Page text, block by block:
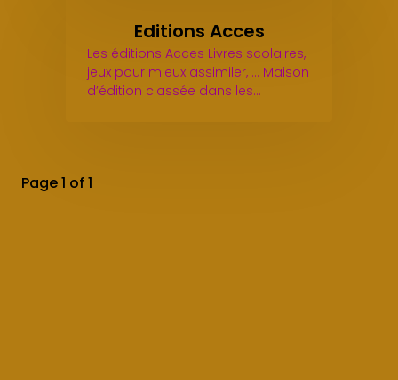
Editions Acces
Les éditions Acces Livres scolaires,
jeux pour mieux assimiler, ... Maison
d’édition classée dans les…
Page 1 of 1